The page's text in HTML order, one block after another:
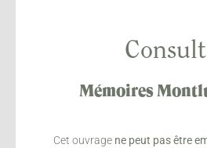
Mémoires
Cet ouvrage ne peut pas être